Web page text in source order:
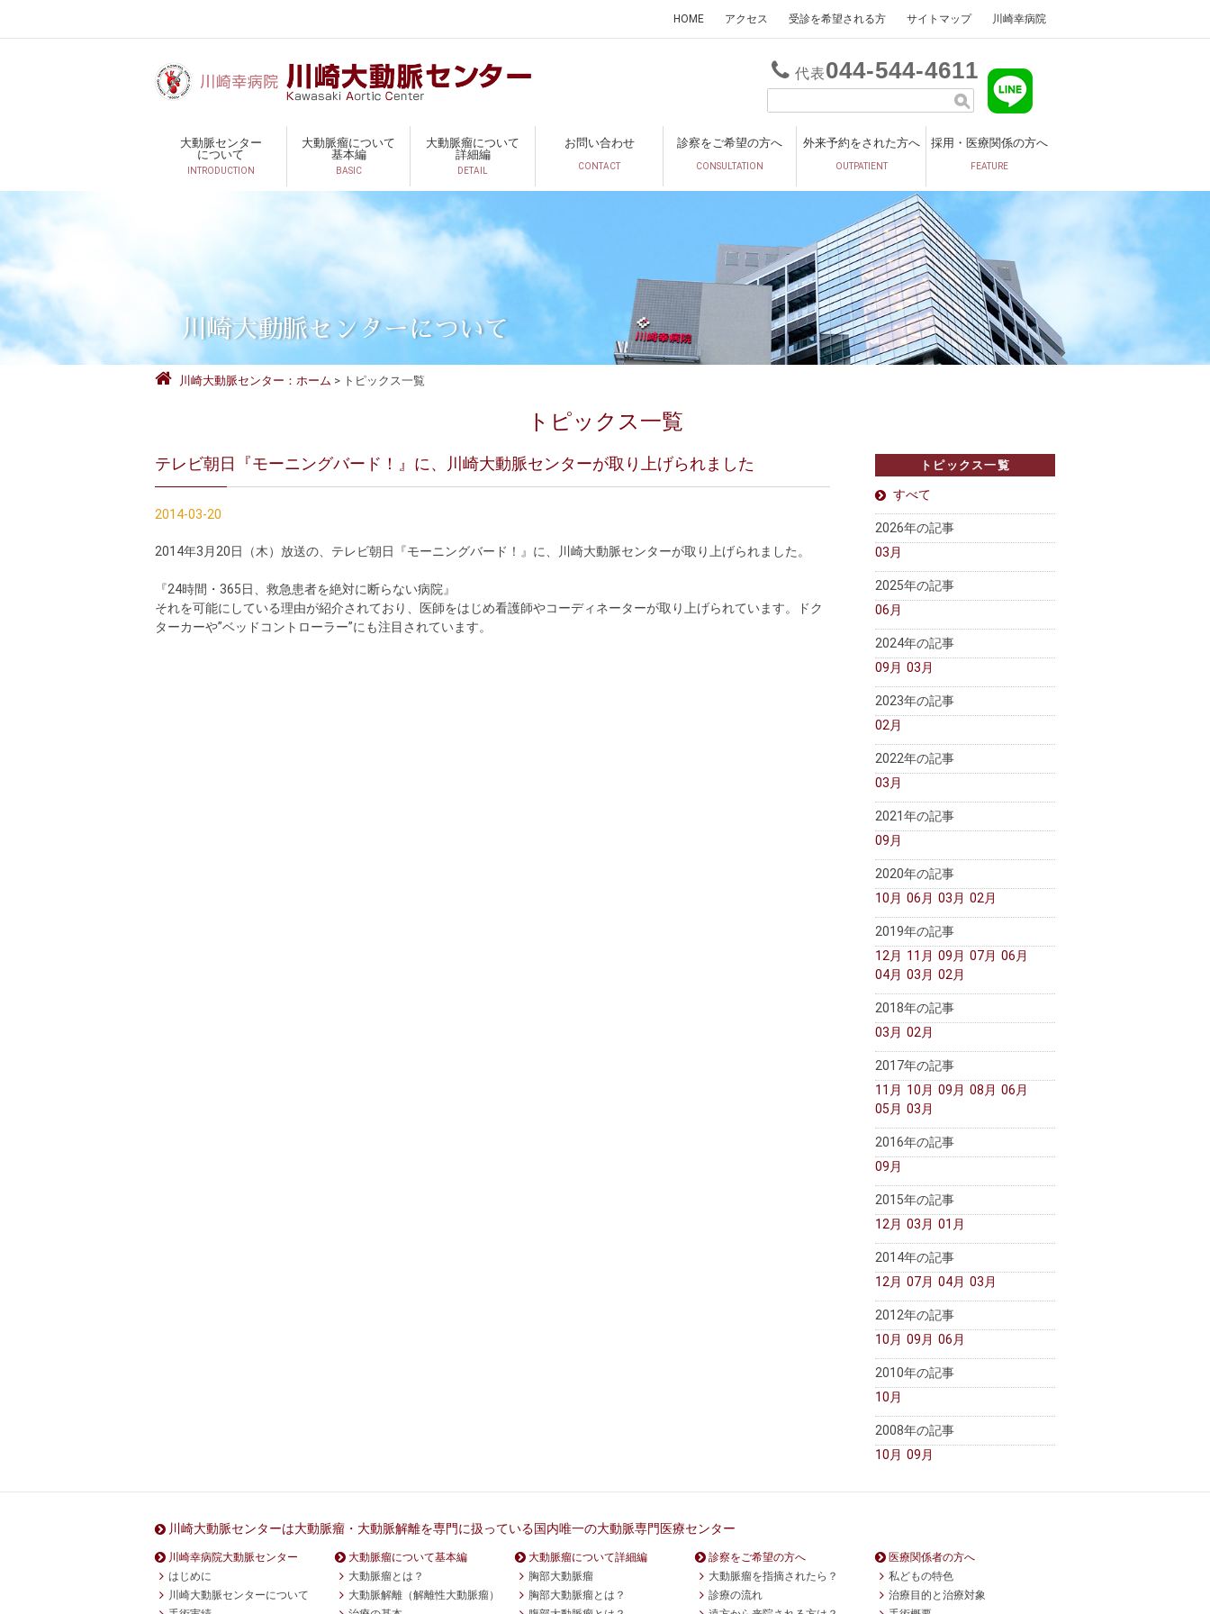
HOME アクセス 受診を希望される方 サイトマップ 川崎幸病院
代表044 544 4611
大動脈センター
について
INTRODUCTION
大動脈瘤について
基本編
BASIC
大動脈瘤について
詳細編
DETAIL
お問い合わせ
CONTACT
診察をご希望の方へ
CONSULTATION
外来予約をされた方へ
OUTPATIENT
採用・医療関係の方へ
FEATURE
川崎大動脈センターについて
川崎大動脈センター：ホーム トピックス一覧
トピックス一覧
テレビ朝日『モーニングバード！』に、川崎大動脈センターが取り上げられました
2014-03-20
2014年3月20日（木）放送の、テレビ朝日『モーニングバード！』に、川崎大動脈センターが取り上げられました。
『24時間・365日、救急患者を絶対に断らない病院』
それを可能にしている理由が紹介されており、医師をはじめ看護師やコーディネーターが取り上げられています。ドク
ターカーや”ベッドコントローラー”にも注目されています。
トピックス一覧
すべて
2026年の記事
03月
2025年の記事
06月
2024年の記事
09月 03月
2023年の記事
02月
2022年の記事
03月
2021年の記事
09月
2020年の記事
10月 06月 03月 02月
2019年の記事
12月 11月 09月 07月 06月
04月 03月 02月
2018年の記事
03月 02月
2017年の記事
11月 10月 09月 08月 06月
05月 03月
2016年の記事
09月
2015年の記事
12月 03月 01月
2014年の記事
12月 07月 04月 03月
2012年の記事
10月 09月 06月
2010年の記事
10月
2008年の記事
10月 09月
川崎大動脈センターは大動脈瘤・大動脈解離を専門に扱っている国内唯一の大動脈専門医療センター
川崎幸病院大動脈センター
はじめに
川崎大動脈センターについて
大動脈瘤について基本編
大動脈瘤とは？
大動脈解離（解離性大動脈瘤）
大動脈瘤について詳細編
胸部大動脈瘤
胸部大動脈瘤とは？
診察をご希望の方へ
大動脈瘤を指摘されたら？
診療の流れ
医療関係者の方へ
私どもの特色
治療目的と治療対象